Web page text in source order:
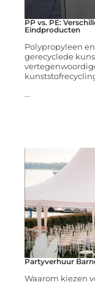
PP vs. PE:
Eindproducten
Polypropyleen
gerecyclede
...
Partyverhuur
Waarom kiezen